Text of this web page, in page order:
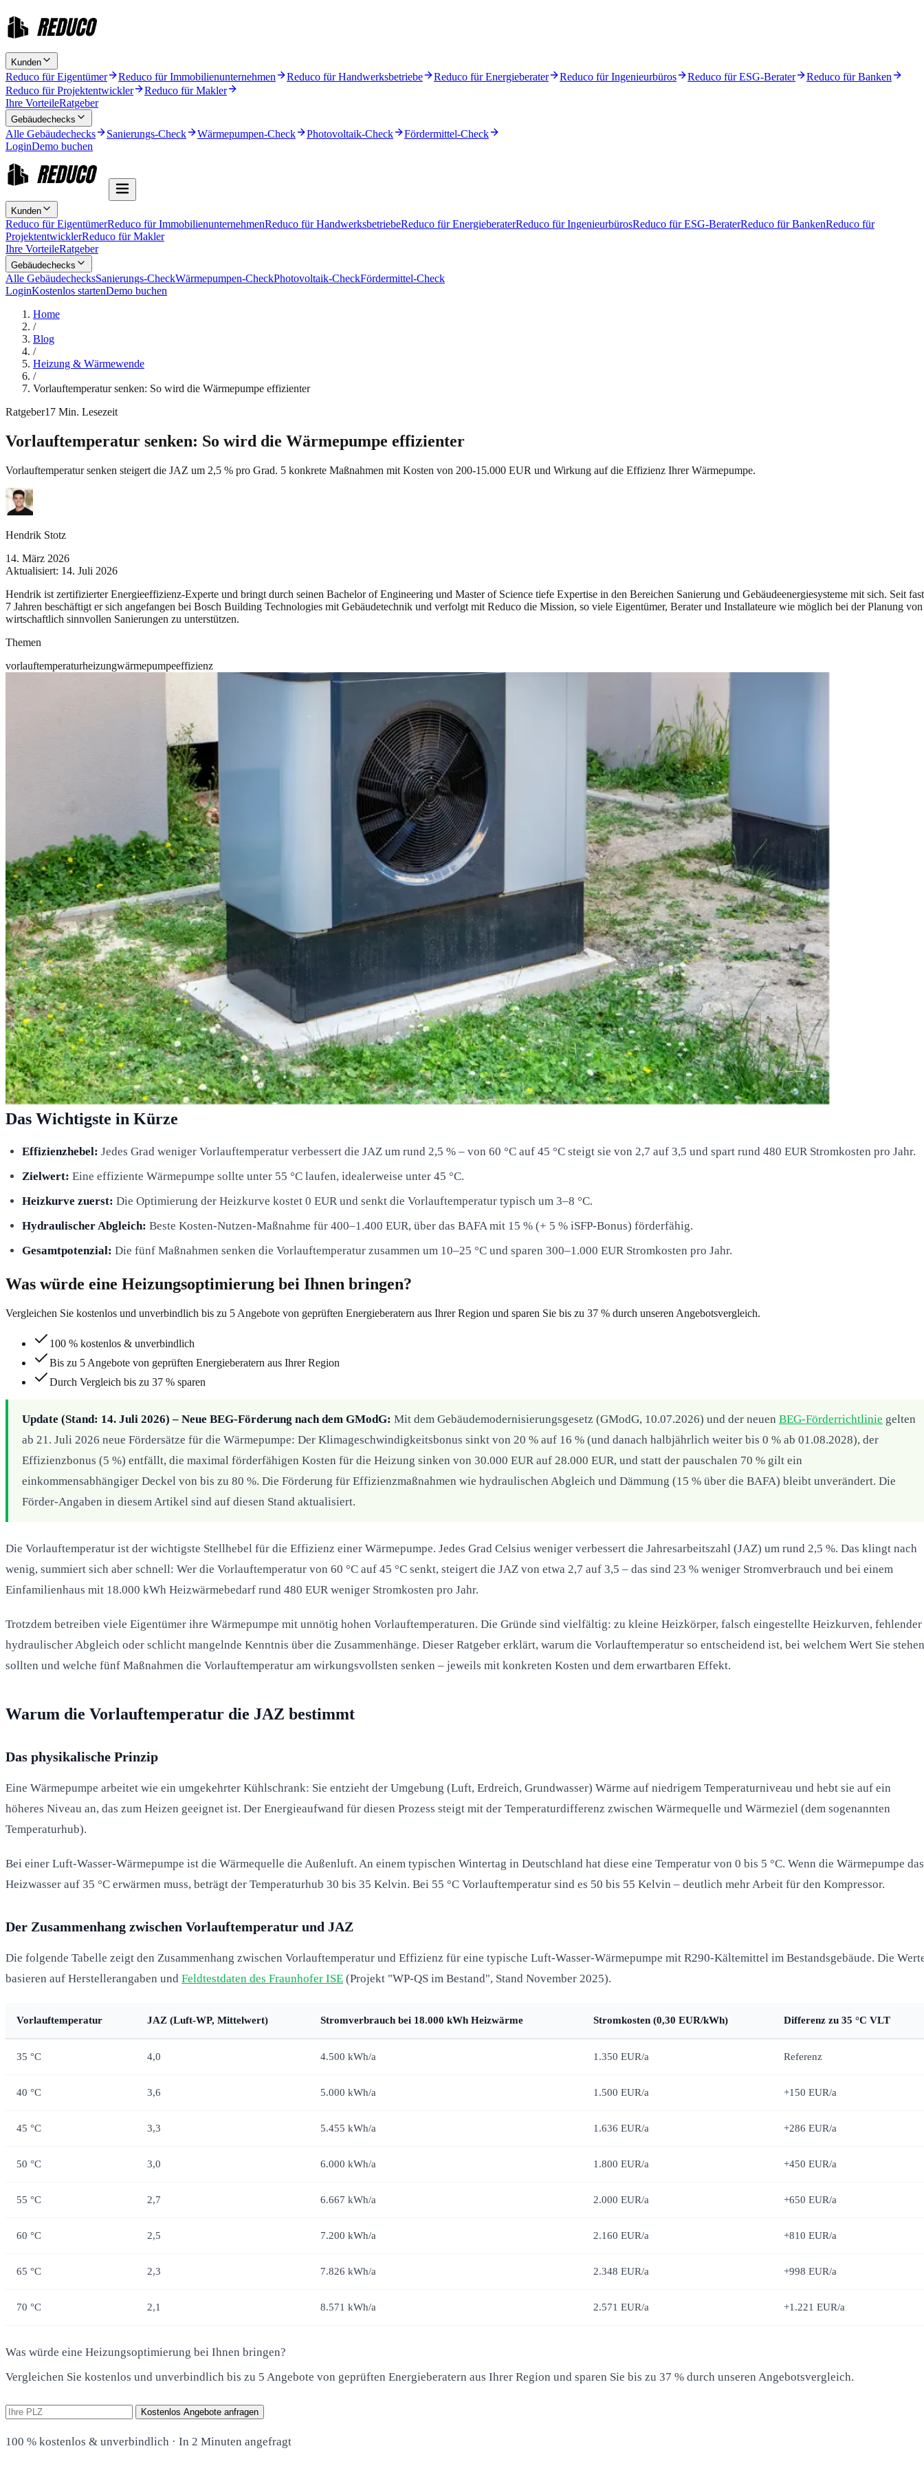
Kunden
Reduco für Eigentümer Reduco für Immobilienunternehmen Reduco für Handwerksbetriebe Reduco für Energieberater Reduco für Ingenieurbüros Reduco für ESG-Berater
Reduco für Banken
Reduco für Projektentwickler
Reduco für Makler
Ihre VorteileRatgeber
Gebäudechecks
Alle Gebäudechecks Sanierungs-Check Wärmepumpen-Check Photovoltaik-Check
Fördermittel-Check
LoginDemo buchen
Kunden
Reduco für EigentümerReduco für ImmobilienunternehmenReduco für HandwerksbetriebeReduco für EnergieberaterReduco für IngenieurbürosReduco für ESG-BeraterReduco für BankenReduco für
ProjektentwicklerReduco für Makler
Ihre VorteileRatgeber
Gebäudechecks
Alle GebäudechecksSanierungs-CheckWärmepumpen-CheckPhotovoltaik-CheckFördermittel-Check
LoginKostenlos startenDemo buchen
Home
/
Blog
/
Heizung & Wärmewende
/
Vorlauftemperatur senken: So wird die Wärmepumpe effizienter
Ratgeber17 Min. Lesezeit
Vorlauftemperatur senken: So wird die Wärmepumpe effizienter
Vorlauftemperatur senken steigert die JAZ um 2,5 % pro Grad. 5 konkrete Maßnahmen mit Kosten von 200-15.000 EUR und Wirkung auf die Effizienz Ihrer Wärmepumpe.
Hendrik Stotz
14. März 2026
Aktualisiert: 14. Juli 2026
Hendrik ist zertifizierter Energieeffizienz-Experte und bringt durch seinen Bachelor of Engineering und Master of Science tiefe Expertise in den Bereichen Sanierung und Gebäudeenergiesysteme mit sich. Seit fast
7 Jahren beschäftigt er sich angefangen bei Bosch Building Technologies mit Gebäudetechnik und verfolgt mit Reduco die Mission, so viele Eigentümer, Berater und Installateure wie möglich bei der Planung von
wirtschaftlich sinnvollen Sanierungen zu unterstützen.
Themen
vorlauftemperaturheizungwärmepumpeeffizienz
Das Wichtigste in Kürze
Effizienzhebel: Jedes Grad weniger Vorlauftemperatur verbessert die JAZ um rund 2,5 % – von 60 °C auf 45 °C steigt sie von 2,7 auf 3,5 und spart rund 480 EUR Stromkosten pro Jahr.
Zielwert: Eine effiziente Wärmepumpe sollte unter 55 °C laufen, idealerweise unter 45 °C.
Heizkurve zuerst: Die Optimierung der Heizkurve kostet 0 EUR und senkt die Vorlauftemperatur typisch um 3–8 °C.
Hydraulischer Abgleich: Beste Kosten-Nutzen-Maßnahme für 400–1.400 EUR, über das BAFA mit 15 % (+ 5 % iSFP-Bonus) förderfähig.
Gesamtpotenzial: Die fünf Maßnahmen senken die Vorlauftemperatur zusammen um 10–25 °C und sparen 300–1.000 EUR Stromkosten pro Jahr.
Was würde eine Heizungsoptimierung bei Ihnen bringen?
Vergleichen Sie kostenlos und unverbindlich bis zu 5 Angebote von geprüften Energieberatern aus Ihrer Region und sparen Sie bis zu 37 % durch unseren Angebotsvergleich.
100 % kostenlos & unverbindlich
Bis zu 5 Angebote von geprüften Energieberatern aus Ihrer Region
Durch Vergleich bis zu 37 % sparen
Update (Stand: 14. Juli 2026) – Neue BEG-Förderung nach dem GModG: Mit dem Gebäudemodernisierungsgesetz (GModG, 10.07.2026) und der neuen BEG-Förderrichtlinie gelten
ab 21. Juli 2026 neue Fördersätze für die Wärmepumpe: Der Klimageschwindigkeitsbonus sinkt von 20 % auf 16 % (und danach halbjährlich weiter bis 0 % ab 01.08.2028), der
Effizienzbonus (5 %) entfällt, die maximal förderfähigen Kosten für die Heizung sinken von 30.000 EUR auf 28.000 EUR, und statt der pauschalen 70 % gilt ein
einkommensabhängiger Deckel von bis zu 80 %. Die Förderung für Effizienzmaßnahmen wie hydraulischen Abgleich und Dämmung (15 % über die BAFA) bleibt unverändert. Die
Förder-Angaben in diesem Artikel sind auf diesen Stand aktualisiert.
Die Vorlauftemperatur ist der wichtigste Stellhebel für die Effizienz einer Wärmepumpe. Jedes Grad Celsius weniger verbessert die Jahresarbeitszahl (JAZ) um rund 2,5 %. Das klingt nach
wenig, summiert sich aber schnell: Wer die Vorlauftemperatur von 60 °C auf 45 °C senkt, steigert die JAZ von etwa 2,7 auf 3,5 – das sind 23 % weniger Stromverbrauch und bei einem
Einfamilienhaus mit 18.000 kWh Heizwärmebedarf rund 480 EUR weniger Stromkosten pro Jahr.
Trotzdem betreiben viele Eigentümer ihre Wärmepumpe mit unnötig hohen Vorlauftemperaturen. Die Gründe sind vielfältig: zu kleine Heizkörper, falsch eingestellte Heizkurven, fehlender
hydraulischer Abgleich oder schlicht mangelnde Kenntnis über die Zusammenhänge. Dieser Ratgeber erklärt, warum die Vorlauftemperatur so entscheidend ist, bei welchem Wert Sie stehen
sollten und welche fünf Maßnahmen die Vorlauftemperatur am wirkungsvollsten senken – jeweils mit konkreten Kosten und dem erwartbaren Effekt.
Warum die Vorlauftemperatur die JAZ bestimmt
Das physikalische Prinzip
Eine Wärmepumpe arbeitet wie ein umgekehrter Kühlschrank: Sie entzieht der Umgebung (Luft, Erdreich, Grundwasser) Wärme auf niedrigem Temperaturniveau und hebt sie auf ein
höheres Niveau an, das zum Heizen geeignet ist. Der Energieaufwand für diesen Prozess steigt mit der Temperaturdifferenz zwischen Wärmequelle und Wärmeziel (dem sogenannten
Temperaturhub).
Bei einer Luft-Wasser-Wärmepumpe ist die Wärmequelle die Außenluft. An einem typischen Wintertag in Deutschland hat diese eine Temperatur von 0 bis 5 °C. Wenn die Wärmepumpe das
Heizwasser auf 35 °C erwärmen muss, beträgt der Temperaturhub 30 bis 35 Kelvin. Bei 55 °C Vorlauftemperatur sind es 50 bis 55 Kelvin – deutlich mehr Arbeit für den Kompressor.
Der Zusammenhang zwischen Vorlauftemperatur und JAZ
Die folgende Tabelle zeigt den Zusammenhang zwischen Vorlauftemperatur und Effizienz für eine typische Luft-Wasser-Wärmepumpe mit R290-Kältemittel im Bestandsgebäude. Die
basieren auf Herstellerangaben und Feldtestdaten des Fraunhofer ISE (Projekt "WP-QS im Bestand", Stand November 2025).
Vorlauftemperatur JAZ (Luft-WP, Mittelwert) Stromverbrauch bei 18.000 kWh Heizwärme Stromkosten (0,30 EUR/kWh) Differenz zu 35 °C VLT
35 °C 4,0 4.500 kWh/a 1.350 EUR/a Referenz
40 °C 3,6 5.000 kWh/a 1.500 EUR/a +150 EUR/a
45 °C 3,3 5.455 kWh/a 1.636 EUR/a +286 EUR/a
50 °C 3,0 6.000 kWh/a 1.800 EUR/a +450 EUR/a
55 °C 2,7 6.667 kWh/a 2.000 EUR/a +650 EUR/a
60 °C 2,5 7.200 kWh/a 2.160 EUR/a +810 EUR/a
65 °C 2,3 7.826 kWh/a 2.348 EUR/a +998 EUR/a
70 °C 2,1 8.571 kWh/a 2.571 EUR/a +1.221 EUR/a
Was würde eine Heizungsoptimierung bei Ihnen bringen?
Vergleichen Sie kostenlos und unverbindlich bis zu 5 Angebote von geprüften Energieberatern aus Ihrer Region und sparen Sie bis zu 37 % durch unseren Angebotsvergleich.
Kostenlos Angebote anfragen
100 % kostenlos & unverbindlich · In 2 Minuten angefragt